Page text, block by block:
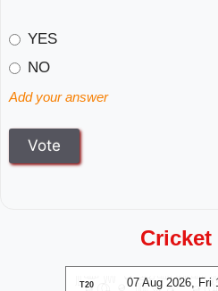
YES
NO
Add your answer
Cricket
07 Aug 2026, Fri
T20